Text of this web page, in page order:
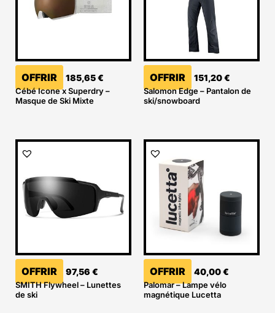
OFFRIR 185,65€
Cébé Icone x Superdry –
Masque de Ski Mixte
OFFRIR 151,20€
Salomon Edge – Pantalon de
ski/snowboard
OFFRIR 97,56 €
SMITH Flywheel – Lunettes
de ski
OFFRIR 40,00€
Palomar – Lampe vélo
magnétique Lucetta